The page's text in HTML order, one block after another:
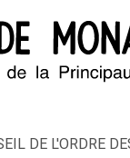
DE L'ORDRE